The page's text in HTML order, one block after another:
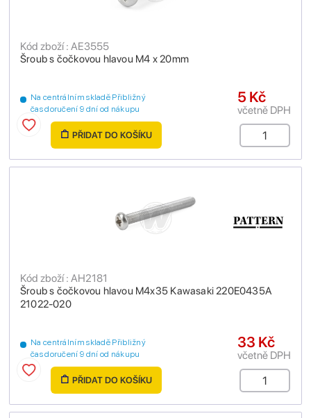
Šroub s čočkovou hlavou M4 x 20mm
Kód zboží : AE3555
Na centrálním skladě Přibližný
čas doručení 9 dní od nákupu
5 Kč
včetně DPH
PŘIDAT DO KOŠÍKU
Šroub s čočkovou hlavou M4x35 Kawasaki 220E0435A
21022-020
Kód zboží : AH2181
Na centrálním skladě Přibližný
čas doručení 9 dní od nákupu
33 Kč
včetně DPH
PŘIDAT DO KOŠÍKU